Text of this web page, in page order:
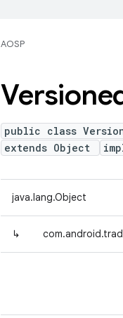
AOSP
public class
extends Object
java.lang.Object
↳